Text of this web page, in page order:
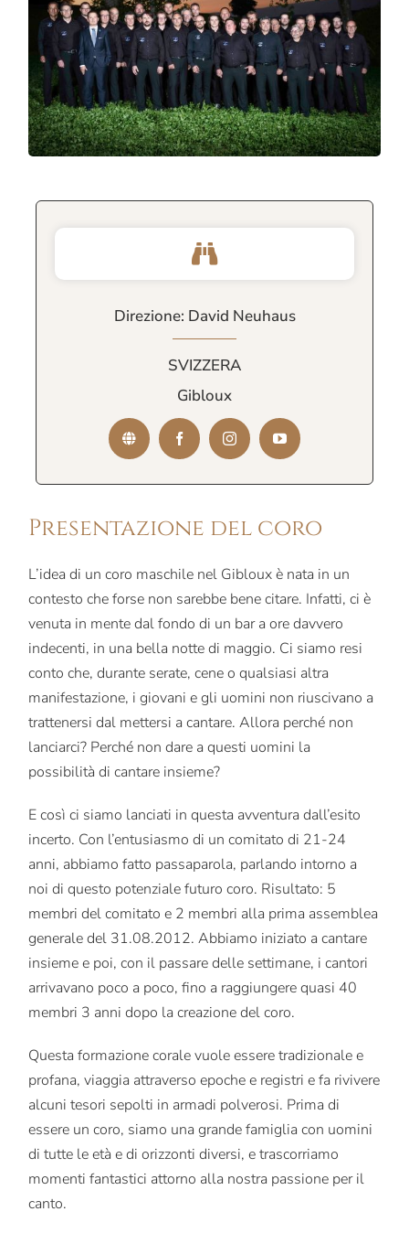
Presentazione del coro
L’idea di un coro maschile nel Gibloux è nata in un
contesto che forse non sarebbe bene citare. Infatti, ci è
venuta in mente dal fondo di un bar a ore davvero
indecenti, in una bella notte di maggio. Ci siamo resi
conto che, durante serate, cene o qualsiasi altra
manifestazione, i giovani e gli uomini non riuscivano a
trattenersi dal mettersi a cantare. Allora perché non
lanciarci? Perché non dare a questi uomini la
possibilità di cantare insieme?
E così ci siamo lanciati in questa avventura dall’esito
incerto. Con l’entusiasmo di un comitato di 21-24
anni, abbiamo fatto passaparola, parlando intorno a
noi di questo potenziale futuro coro. Risultato: 5
membri del comitato e 2 membri alla prima assemblea
generale del 31.08.2012. Abbiamo iniziato a cantare
insieme e poi, con il passare delle settimane, i cantori
arrivavano poco a poco, fino a raggiungere quasi 40
membri 3 anni dopo la creazione del coro.
Questa formazione corale vuole essere tradizionale e
profana, viaggia attraverso epoche e registri e fa rivivere
alcuni tesori sepolti in armadi polverosi. Prima di
essere un coro, siamo una grande famiglia con uomini
di tutte le età e di orizzonti diversi, e trascorriamo
momenti fantastici attorno alla nostra passione per il
canto.
Direzione: David Neuhaus
SVIZZERA
Gibloux